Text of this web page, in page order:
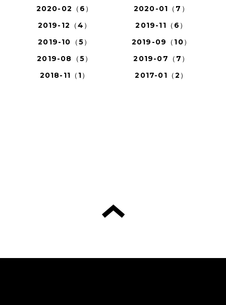
2020-02（6）
2020-01（7）
2019-12（4）
2019-11（6）
2019-10（5）
2019-09（10）
2019-08（5）
2019-07（7）
2018-11（1）
2017-01（2）